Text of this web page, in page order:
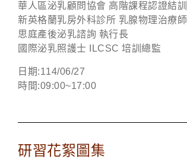
華人區泌乳顧問協會 高階課程認證結訓
新英格蘭乳房外科診所 乳腺物理治療師
思庭產後泌乳諮詢 執行長
國際泌乳照護士 ILCSC 培訓總監
日期:114/06/27
時間:09:00~17:00
研習花絮圖集